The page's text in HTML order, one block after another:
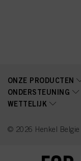
ONZE PRODUCTEN
ONDERSTEUNING
WETTELIJK
© 2026 Henkel Belgie